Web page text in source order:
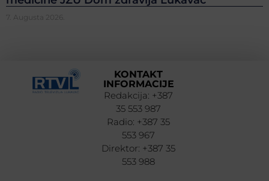
7. Augusta 2026.
KONTAKT
INFORMACIJE
Redakcija: +387
35 553 987
Radio: +387 35
553 967
Direktor: +387 35
553 988